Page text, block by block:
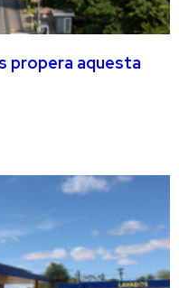
propera aquesta